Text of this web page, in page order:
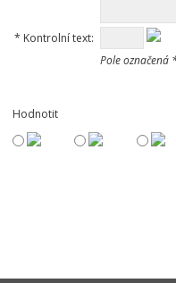
* Kontrolní text:
Pole označená
Hodnotit